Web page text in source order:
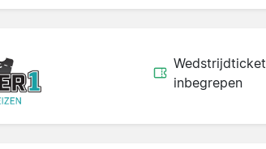
Wedstrijdticket
inbegrepen